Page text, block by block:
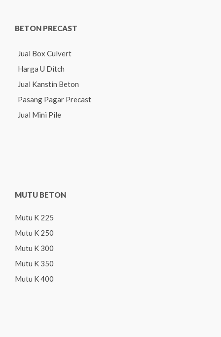
BETON PRECAST
Jual Box Culvert
Harga U Ditch
Jual Kanstin Beton
Pasang Pagar Precast
Jual Mini Pile
MUTU BETON
Mutu K 225
Mutu K 250
Mutu K 300
Mutu K 350
Mutu K 400